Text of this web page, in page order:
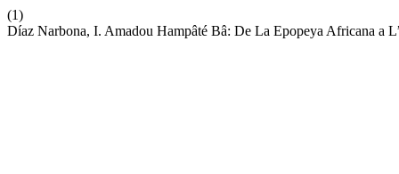
(1)
Díaz Narbona, I. Amadou Hampâté Bâ: De La Epopeya Africana a